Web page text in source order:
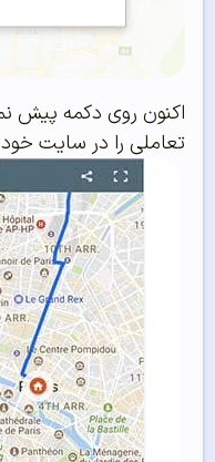
اکنون روی دکمه پیش
تعاملی را در سایت